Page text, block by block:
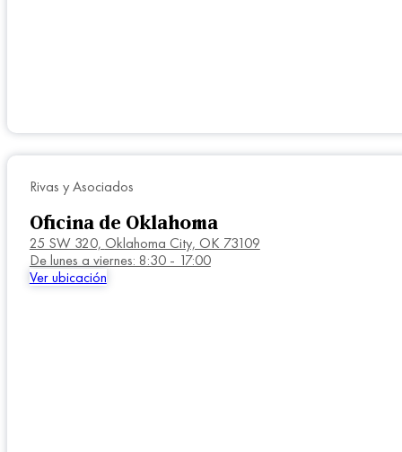
Rivas y Asociados
Oficina de Oklahoma
25 SW 320, Oklahoma City, OK 73109
De lunes a viernes: 8:30 - 17:00
Ver ubicación